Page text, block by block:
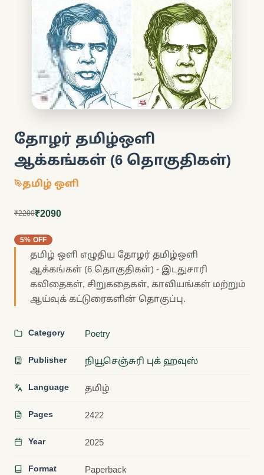
தோழர் தமிழ்ஒளி
ஆக்கங்கள் (6 தொகுதிகள்)
தமிழ் ஒளி
₹2200₹2090
5% OFF
தமிழ் ஒளி எழுதிய தோழர் தமிழ்ஒளி
ஆக்கங்கள் (6 தொகுதிகள்) - இடதுசாரி
கவிதைகள், சிறுகதைகள், காவியங்கள் மற்றும்
ஆய்வுக் கட்டுரைகளின் தொகுப்பு.
Category Poetry
Publisher நியூசெஞ்சுரி புக் ஹவுஸ்
Language தமிழ்
Pages 2422
Year 2025
Format Paperback